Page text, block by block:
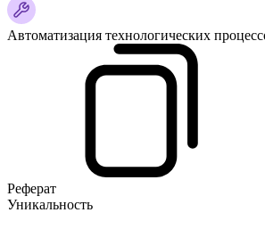
Автоматизация технологических
Реферат
Уникальность